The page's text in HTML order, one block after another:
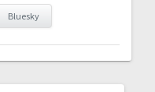
Bluesky